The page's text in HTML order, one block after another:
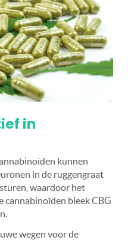
in
kunnen
in de ruggengraat
waardoor het
cannabinoïden bleek CBG
wegen voor de